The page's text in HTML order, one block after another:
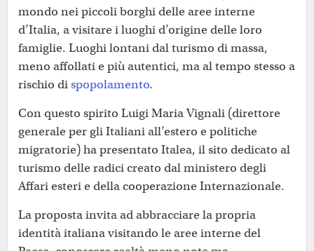
mondo nei piccoli borghi delle aree interne
d’Italia, a visitare i luoghi d’origine delle loro
famiglie. Luoghi lontani dal turismo di massa,
meno affollati e più autentici, ma al tempo stesso a
rischio dispopolamento.
Con questo spirito Luigi Maria Vignali (direttore
generale per gli Italiani all’estero e politiche
migratorie) ha presentato Italea, il sito dedicato al
turismo delle radici creato dal ministero degli
Affari esteri e della cooperazione Internazionale.
La proposta invita ad abbracciare la propria
identità italiana visitando le aree interne del